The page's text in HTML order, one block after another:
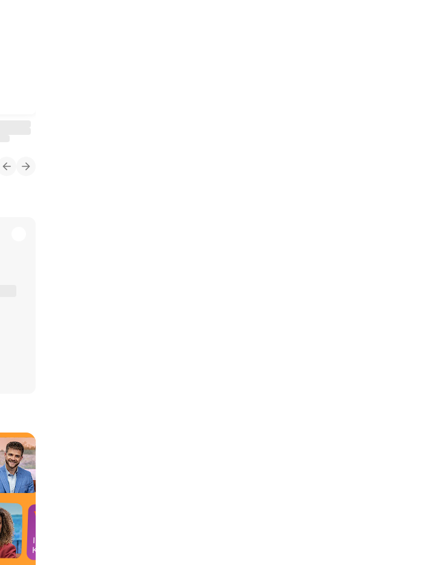
In de
Kantine